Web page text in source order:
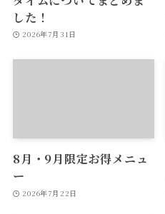
した！
2026年7月31日
8月・9月限定お得メニュ
ー
2026年7月22日